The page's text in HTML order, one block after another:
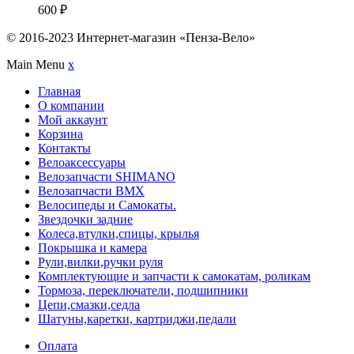
600 ₽
© 2016-2023 Интернет-магазин «Пенза-Вело»
Main Menu x
Главная
О компании
Мой аккаунт
Корзина
Контакты
Велоаксессуары
Велозапчасти SHIMANO
Велозапчасти BMX
Велосипеды и Самокаты.
Звездочки задние
Колеса,втулки,спицы, крылья
Покрышка и камера
Рули,вилки,ручки руля
Комплектующие и запчасти к самокатам, роликам
Тормоза, переключатели, подшипники
Цепи,смазки,седла
Шатуны,каретки, картриджи,педали
Оплата